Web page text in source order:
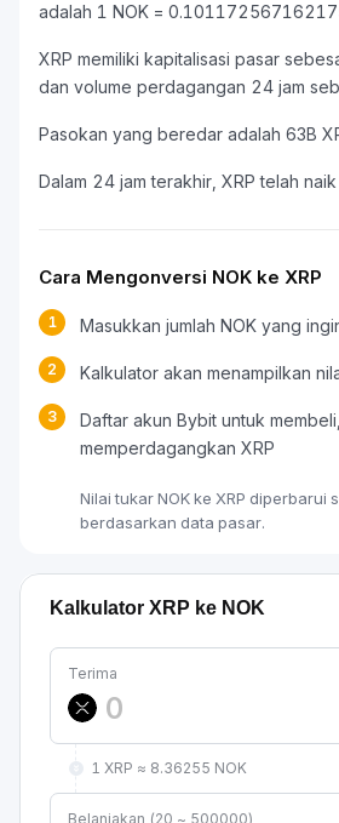
adalah 1 NOK =
XRP memiliki kapitalisasi pasar
dan volume perdagangan 24 jam
Pasokan yang beredar adalah 63B
Dalam 24 jam terakhir, XRP telah
Cara Mengonversi NOK ke XRP
1 Masukkan jumlah NOK yang
2 Kalkulator akan menampilkan
3
Daftar akun Bybit untuk
memperdagangkan XRP
Nilai tukar NOK ke XRP diperbarui
berdasarkan data pasar.
Kalkulator XRP ke NOK
Terima
1 XRP ≈ 8.36255 NOK
Belanjakan (20 ~ 500000)